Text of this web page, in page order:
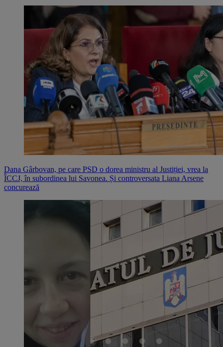
Dana Gârbovan, pe care PSD o dorea ministru al Justiției, vrea la
ÎCCJ, în subordinea lui Savonea. Și controversata Liana Arsene
concurează